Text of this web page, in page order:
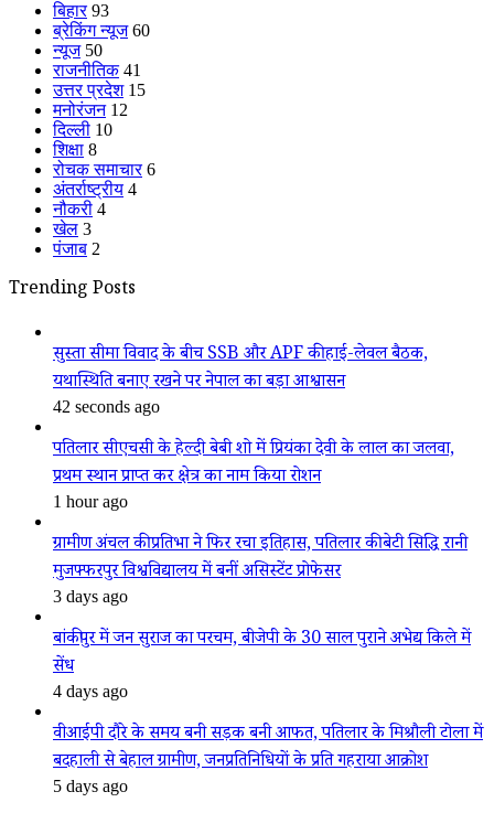
बिहार 93
ब्रेकिंग न्यूज 60
न्यूज 50
राजनीतिक 41
उत्तर प्रदेश 15
मनोरंजन 12
दिल्ली 10
शिक्षा 8
रोचक समाचार 6
अंतर्राष्ट्रीय 4
नौकरी 4
खेल 3
पंजाब 2
Trending Posts
सुस्ता सीमा विवाद के बीच SSB और APF की हाई-लेवल बैठक,
यथास्थिति बनाए रखने पर नेपाल का बड़ा आश्वासन
42 seconds ago
पतिलार सीएचसी के हेल्दी बेबी शो में प्रियंका देवी के लाल का जलवा,
प्रथम स्थान प्राप्त कर क्षेत्र का नाम किया रोशन
1 hour ago
ग्रामीण अंचल की प्रतिभा ने फिर रचा इतिहास, पतिलार की बेटी सिद्धि रानी
मुजफ्फरपुर विश्वविद्यालय में बनीं असिस्टेंट प्रोफेसर
3 days ago
बांकीपुर में जन सुराज का परचम, बीजेपी के 30 साल पुराने अभेद्य किले में
सेंध
4 days ago
वीआईपी दौरे के समय बनी सड़क बनी आफत, पतिलार के मिश्रौली टोला में
बदहाली से बेहाल ग्रामीण, जनप्रतिनिधियों के प्रति गहराया आक्रोश
5 days ago